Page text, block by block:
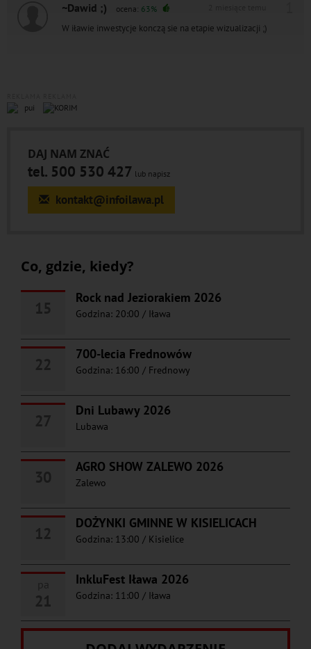
~Dawid ;) ocena: 63%
W iławie inwestycje konczą sie na etapie wizualizacji ;)
DAJ NAM ZNAĆ
tel. 500 530 427 lub napisz
kontakt@infoilawa.pl
Co, gdzie, kiedy?
Rock nad Jeziorakiem 2026
Godzina: 20:00 / Iława
700-lecia Frednowów
Godzina: 16:00 / Frednowy
Dni Lubawy 2026
Lubawa
AGRO SHOW ZALEWO 2026
Zalewo
DOŻYNKI GMINNE W KISIELICACH
Godzina: 13:00 / Kisielice
InkluFest Iława 2026
Godzina: 11:00 / Iława